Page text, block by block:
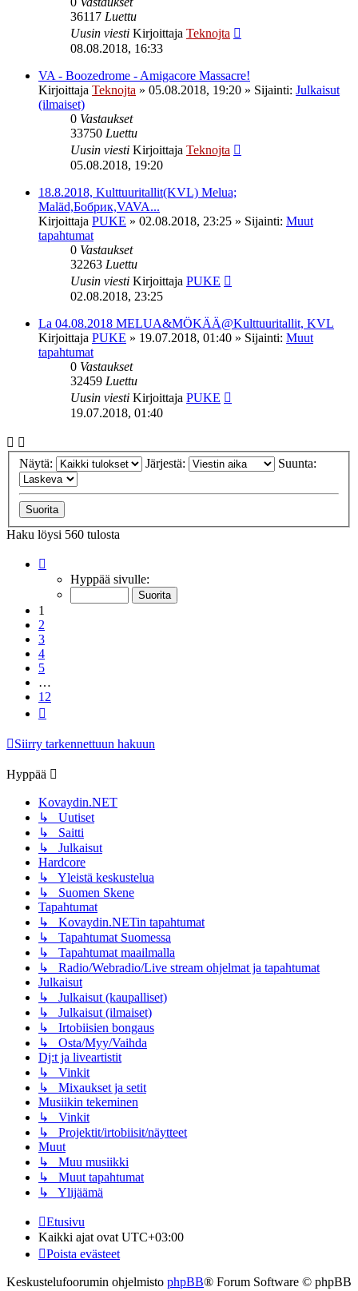
36117 Luettu
Uusin viesti Kirjoittaja Teknojta
08.08.2018, 16:33
VA - Boozedrome - Amigacore Massacre!
Kirjoittaja Teknojta » 05.08.2018, 19:20 » Sijainti: Julkaisut
(ilmaiset)
0 Vastaukset
33750 Luettu
Uusin viesti Kirjoittaja Teknojta
05.08.2018, 19:20
18.8.2018, Kulttuuritallit(KVL) Melua;
Maläd,Бобрик,VAVA...
Kirjoittaja PUKE » 02.08.2018, 23:25 » Sijainti: Muut
tapahtumat
0 Vastaukset
32263 Luettu
Uusin viesti Kirjoittaja PUKE
02.08.2018, 23:25
La 04.08.2018 MELUA&MÖKÄÄ@Kulttuuritallit, KVL
Kirjoittaja PUKE » 19.07.2018, 01:40 » Sijainti: Muut
tapahtumat
0 Vastaukset
32459 Luettu
Uusin viesti Kirjoittaja PUKE
19.07.2018, 01:40
Näytä: Järjestä: Suunta:
Haku löysi 560 tulosta
12 Hyppää sivulle:
1
2
3
4
5
…
12
Siirry tarkennettuun hakuun
Hyppää
Kovaydin.NET
↳ Uutiset
↳ Saitti
↳ Julkaisut
Hardcore
↳ Yleistä keskustelua
↳ Suomen Skene
Tapahtumat
↳ Kovaydin.NETin tapahtumat
↳ Tapahtumat Suomessa
↳ Tapahtumat maailmalla
↳ Radio/Webradio/Live stream ohjelmat ja tapahtumat
Julkaisut
↳ Julkaisut (kaupalliset)
↳ Julkaisut (ilmaiset)
↳ Irtobiisien bongaus
↳ Osta/Myy/Vaihda
Dj:t ja liveartistit
↳ Vinkit
↳ Mixaukset ja setit
Musiikin tekeminen
↳ Vinkit
↳ Projektit/irtobiisit/näytteet
Muut
↳ Muu musiikki
↳ Muut tapahtumat
↳ Ylijäämä
Etusivu
Kaikki ajat ovatUTC+03:00
Poista evästeet
Keskustelufoorumin ohjelmisto phpBB® Forum Software © phpBB